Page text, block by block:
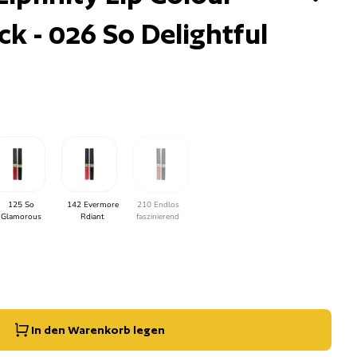
- 026 So Delightful
125 So
Glamorous
142 Evermore
Rdiant
210 Endlos
faszinierend
der Menge für
erhöhen für
In den Warenkorb legen